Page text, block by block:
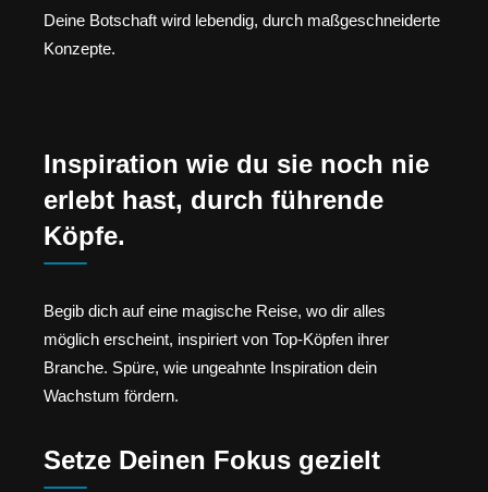
Deine Botschaft wird lebendig, durch maßgeschneiderte
Konzepte.
Inspiration wie du sie noch nie
erlebt hast, durch führende
Köpfe.
Begib dich auf eine magische Reise, wo dir alles
möglich erscheint, inspiriert von Top-Köpfen ihrer
Branche. Spüre, wie ungeahnte Inspiration dein
Wachstum fördern.
Setze Deinen Fokus gezielt